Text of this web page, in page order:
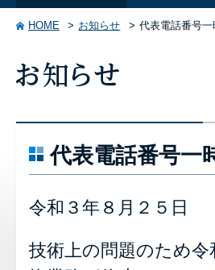
HOME お知らせ 代表電話番号
代表電話番号一
令和３年８月２５日
技術上の問題のため